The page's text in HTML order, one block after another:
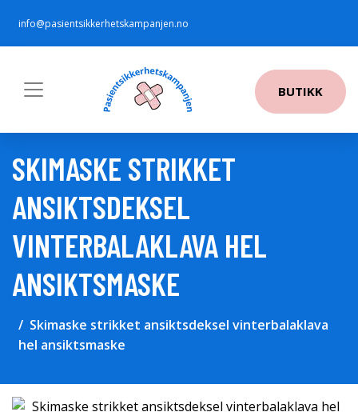
info@pasientsikkerhetskampanjen.no
BUTIKK
SKIMASKE STRIKKET
ANSIKTSDEKSEL
VINTERBALAKLAVA HEL
ANSIKTSMASKE
Skimaske strikket ansiktsdeksel vinterbalaklava
hel ansiktsmaske